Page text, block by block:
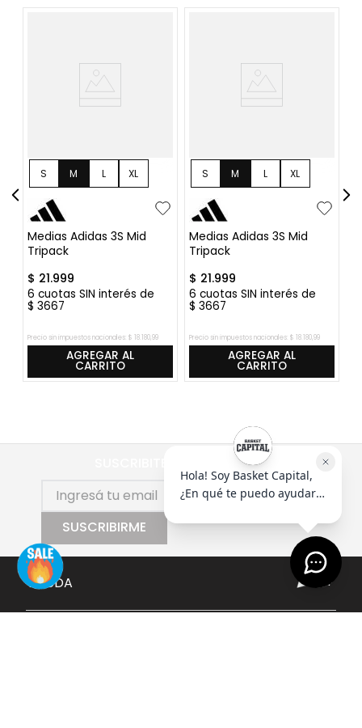
S L
M XL
Medias Adidas 3S Mid
Tripack
$ 21.999
6 cuotas SIN interés de
$ 3667
Precio sin impuestos nacionales: $ 18.180,99
AGREGAR AL
CARRITO
S L
M XL
Medias Adidas 3S Mid
Tripack
$ 21.999
6 cuotas SIN interés de
$ 3667
Precio sin impuestos nacionales: $ 18.180,99
AGREGAR AL
CARRITO
SUSCRIBITE AL NEWSLETTER
SUSCRIBIRME
AYUDA +